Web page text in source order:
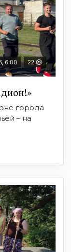
6:00 22
города
– на